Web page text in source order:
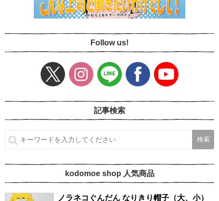
Follow us!
記事検索
kodomoe shop 人気商品
ノラネコぐんだん なりきり帽子（大、小）